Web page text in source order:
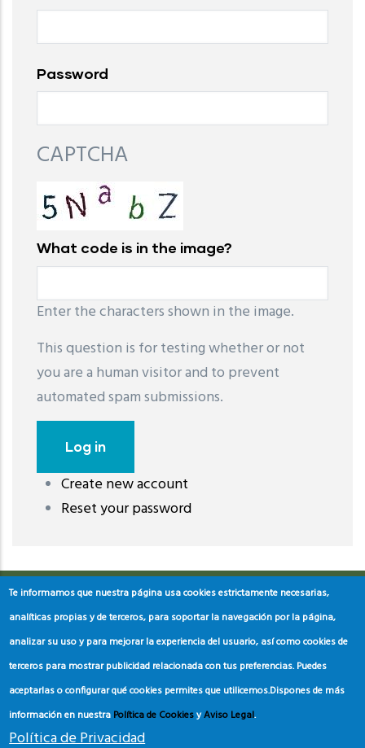
Password
CAPTCHA
What code is in the image?
Enter the characters shown in the image.
This question is for testing whether or not
you are a human visitor and to prevent
automated spam submissions.
Create new account
Reset your password
레딧 다운로드coloring pages printable
download
Te informamos que nuestra página usa cookies estrictamente necesarias,
analíticas propias y de terceros, para soportar la navegación por la página,
analizar su uso y para mejorar la experiencia del usuario, así como cookies de
terceros para mostrar publicidad relacionada con tus preferencias. Puedes
aceptarlas o configurar qué cookies permites que utilicemos.Dispones de más
información en nuestra Política de CookiesyAviso Legal.
Política de Privacidad